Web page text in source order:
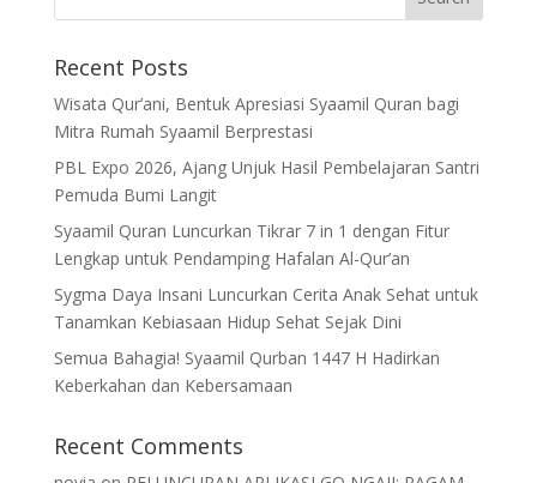
Recent Posts
Wisata Qur’ani, Bentuk Apresiasi Syaamil Quran bagi
Mitra Rumah Syaamil Berprestasi
PBL Expo 2026, Ajang Unjuk Hasil Pembelajaran Santri
Pemuda Bumi Langit
Syaamil Quran Luncurkan Tikrar 7 in 1 dengan Fitur
Lengkap untuk Pendamping Hafalan Al-Qur’an
Sygma Daya Insani Luncurkan Cerita Anak Sehat untuk
Tanamkan Kebiasaan Hidup Sehat Sejak Dini
Semua Bahagia! Syaamil Qurban 1447 H Hadirkan
Keberkahan dan Kebersamaan
Recent Comments